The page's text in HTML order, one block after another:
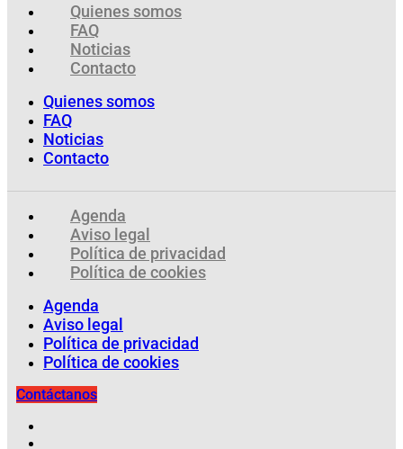
Quienes somos
FAQ
Noticias
Contacto
Quienes somos
FAQ
Noticias
Contacto
Agenda
Aviso legal
Política de privacidad
Política de cookies
Agenda
Aviso legal
Política de privacidad
Política de cookies
Contáctanos